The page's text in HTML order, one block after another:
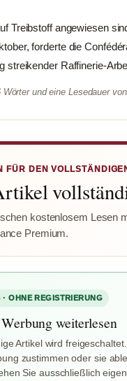
Treibstoff angewiesen
forderte die
streikender Raffinerie-
und eine Lesedauer
FÜR DEN
kostenlosem Lesen
Premium.
· OHNE REGISTRIERUNG
weiterlesen
Artikel wird
zustimmen oder sie
Sie ausschließlich